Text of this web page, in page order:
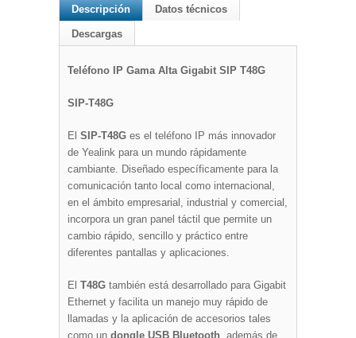
Descripción Datos técnicos
Descargas
Teléfono IP Gama Alta Gigabit SIP T48G
SIP-T48G
El SIP-T48G es el teléfono IP más innovador
de Yealink para un mundo rápidamente
cambiante. Diseñado específicamente para la
comunicación tanto local como internacional,
en el ámbito empresarial, industrial y comercial,
incorpora un gran panel táctil que permite un
cambio rápido, sencillo y práctico entre
diferentes pantallas y aplicaciones.
El T48G también está desarrollado para Gigabit
Ethernet y facilita un manejo muy rápido de
llamadas y la aplicación de accesorios tales
como un dongle USB Bluetooth , además de